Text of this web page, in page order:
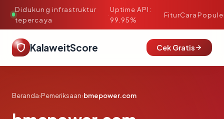
Didukung infrastruktur
tepercaya
·
Uptime API:
99.95%
FiturCara
KalaweitScore Cek Gratis
Beranda›Pemeriksaan›bmepower.com